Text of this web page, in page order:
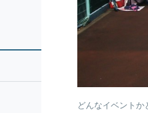
どんなイベント